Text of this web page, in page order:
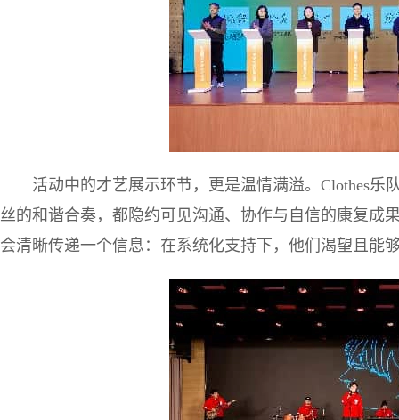
活动中的才艺展示环节，更是温情满溢。Clothes
丝的和谐合奏，都隐约可见沟通、协作与自信的康复成
会清晰传递一个信息：在系统化支持下，他们渴望且能